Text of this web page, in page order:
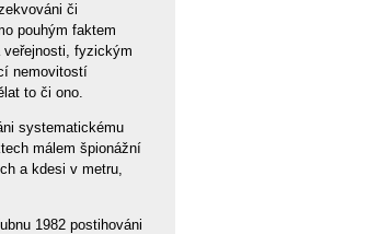
či
pouhým faktem
veřejnosti, fyzickým
nemovitostí
to či ono.
systematickému
málem špionážní
a kdesi v metru,
1982 postihováni